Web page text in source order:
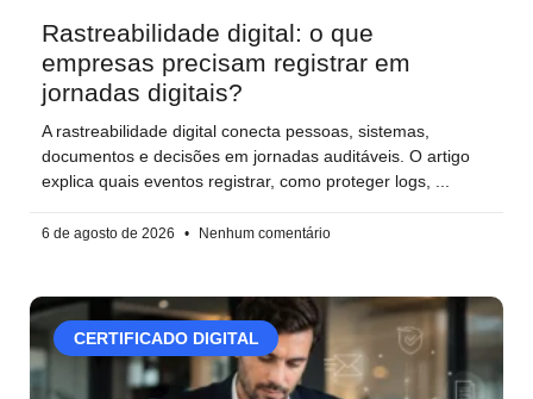
Rastreabilidade digital: o que
empresas precisam registrar em
jornadas digitais?
A rastreabilidade digital conecta pessoas, sistemas,
documentos e decisões em jornadas auditáveis. O artigo
explica quais eventos registrar, como proteger logs,
6 de agosto de 2026 Nenhum comentário
CERTIFICADO DIGITAL